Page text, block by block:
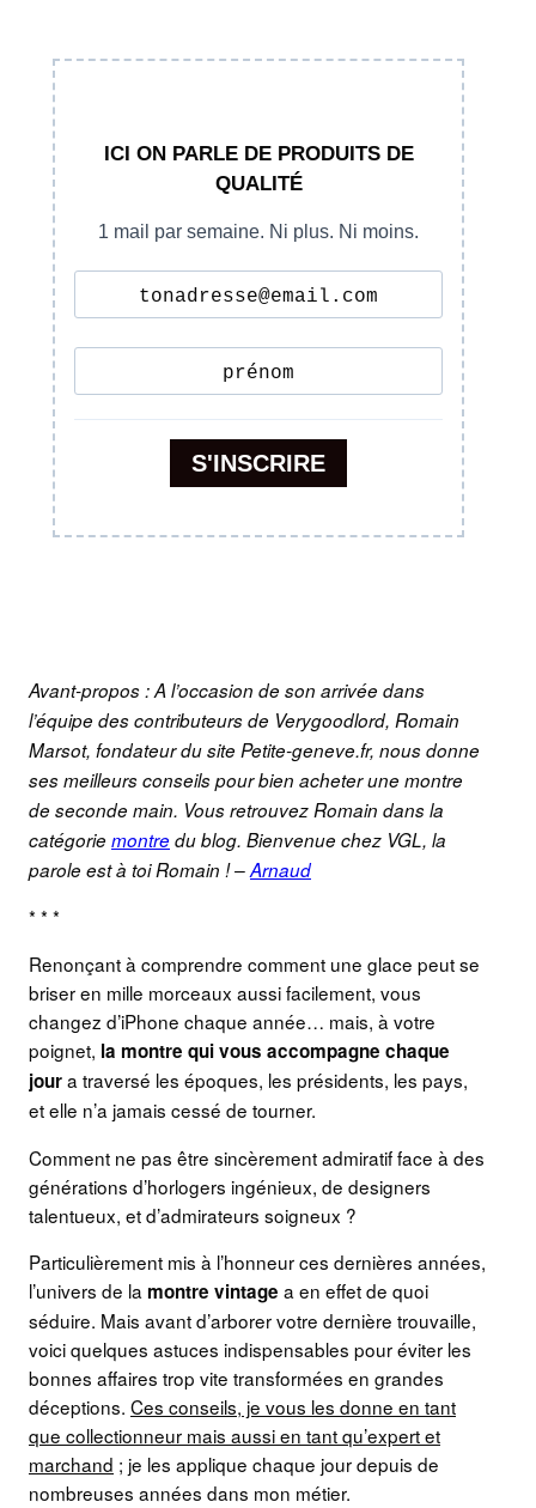
Avant-propos : A l’occasion de son arrivée dans
l’équipe des contributeurs de Verygoodlord, Romain
Marsot, fondateur du site Petite-geneve.fr, nous donne
ses meilleurs conseils pour bien acheter une montre
de seconde main. Vous retrouvez Romain dans la
catégorie montre du blog. Bienvenue chez VGL, la
parole est à toi Romain ! –Arnaud
* * *
Renonçant à comprendre comment une glace peut se
briser en mille morceaux aussi facilement, vous
changez d’iPhone chaque année… mais, à votre
poignet, la montre qui vous accompagne chaque
joura traversé les époques, les présidents, les pays,
et elle n’a jamais cessé de tourner.
Comment ne pas être sincèrement admiratif face à des
générations d’horlogers ingénieux, de designers
talentueux, et d’admirateurs soigneux ?
Particulièrement mis à l’honneur ces dernières années,
l’univers de la montre vintage a en effet de quoi
séduire. Mais avant d’arborer votre dernière trouvaille,
voici quelques astuces indispensables pour éviter les
bonnes affaires trop vite transformées en grandes
déceptions. Ces conseils, je vous les donne en tant
que collectionneur mais aussi en tant qu’expert et
marchand ; je les applique chaque jour depuis de
nombreuses années dans mon métier.